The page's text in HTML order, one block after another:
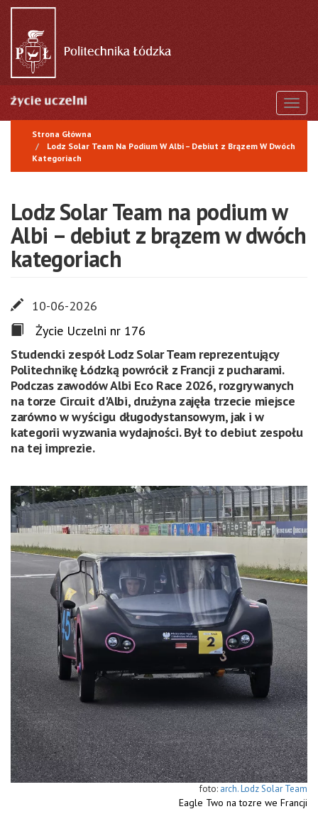
Przejdź
treści
Strona Główna
Lodz Solar Team Na Podium W Albi – Debiut z Brązem W Dwóch
Kategoriach
Lodz Solar Team na podium w
Albi – debiut z brązem w dwóch
kategoriach
10-06-2026
Życie Uczelni nr 176
Studencki zespół Lodz Solar Team reprezentujący
Politechnikę Łódzką powrócił z Francji z pucharami.
Podczas zawodów Albi Eco Race 2026, rozgrywanych
na torze Circuit d'Albi, drużyna zajęła trzecie miejsce
zarówno w wyścigu długodystansowym, jak i w
kategorii wyzwania wydajności. Był to debiut zespołu
na tej imprezie.
arch. Lodz Solar Team
Eagle Two na tozre we Francji